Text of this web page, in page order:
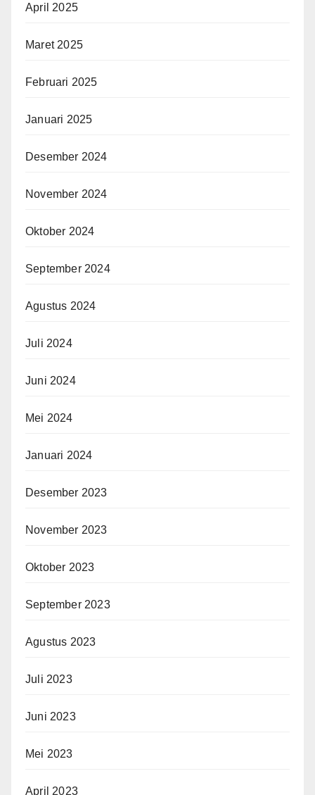
April 2025
Maret 2025
Februari 2025
Januari 2025
Desember 2024
November 2024
Oktober 2024
September 2024
Agustus 2024
Juli 2024
Juni 2024
Mei 2024
Januari 2024
Desember 2023
November 2023
Oktober 2023
September 2023
Agustus 2023
Juli 2023
Juni 2023
Mei 2023
April 2023